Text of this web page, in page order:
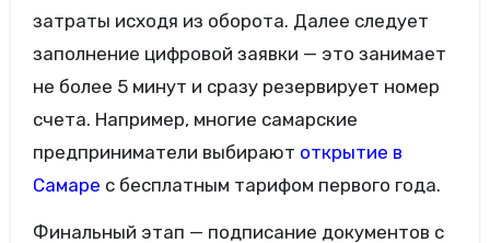
затраты исходя из оборота. Далее следует
заполнение цифровой заявки — это занимает
не более 5 минут и сразу резервирует номер
счета. Например, многие самарские
предприниматели выбирают открытие в
Самаре с бесплатным тарифом первого года.
Финальный этап — подписание документов с